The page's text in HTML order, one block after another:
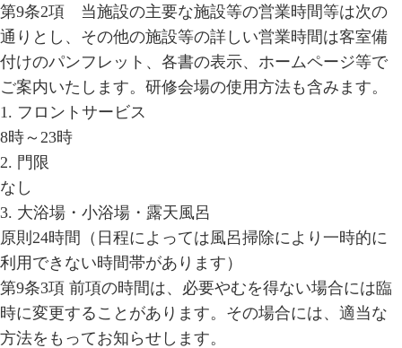
第9条2項 当施設の主要な施設等の営業時間等は次の
通りとし、その他の施設等の詳しい営業時間は客室備
付けのパンフレット、各書の表示、ホームページ等で
ご案内いたします。研修会場の使用方法も含みます。
1. フロントサービス
8時～23時
2. 門限
なし
3. 大浴場・小浴場・露天風呂
原則24時間（日程によっては風呂掃除により一時的に
利用できない時間帯があります）
第9条3項 前項の時間は、必要やむを得ない場合には臨
時に変更することがあります。その場合には、適当な
方法をもってお知らせします。